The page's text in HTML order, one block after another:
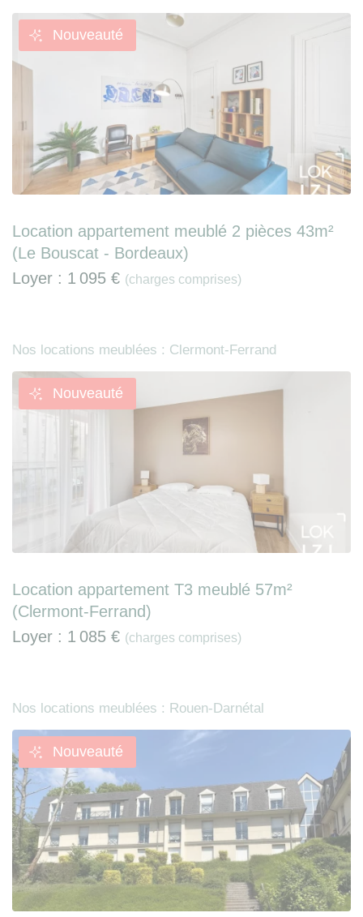
Nouveauté
Location appartement meublé 2 pièces 43m²
(Le Bouscat - Bordeaux)
Loyer : 1 095 € (charges comprises)
Nos locations meublées : Clermont-Ferrand
Nouveauté
Location appartement T3 meublé 57m²
(Clermont-Ferrand)
Loyer : 1 085 € (charges comprises)
Nos locations meublées : Rouen-Darnétal
Nouveauté